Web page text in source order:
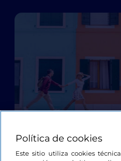
Política de cookies
Este sitio utiliza cookies